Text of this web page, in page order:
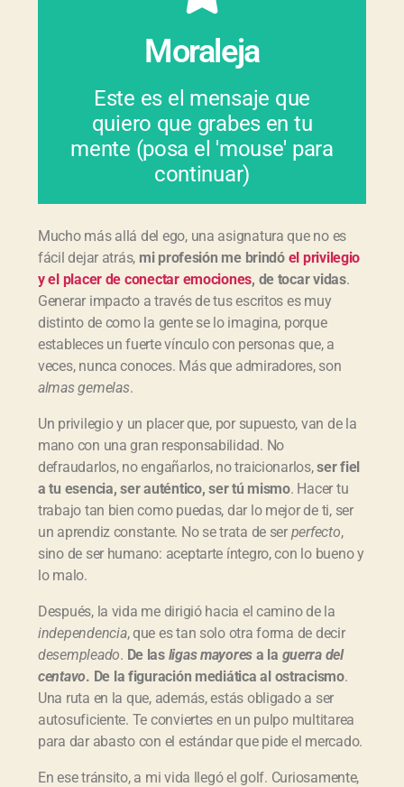
Moraleja
Este es el mensaje que
quiero que grabes en tu
mente (posa el 'mouse' para
continuar)
Lo que la vida te dio,
maravillosas bendiciones,
carece de sentido si no lo
compartes con otros. Ese
es tu legado y transmitirlo
es tu responsabilidad.
Mucho más allá del ego, una asignatura que no es
fácil dejar atrás, mi profesión me brindó el privilegio
y el placer de conectar emociones, de tocar vidas.
Generar impacto a través de tus escritos es muy
distinto de como la gente se lo imagina, porque
estableces un fuerte vínculo con personas que, a
veces, nunca conoces. Más que admiradores, son
almas gemelas.
Un privilegio y un placer que, por supuesto, van de la
mano con una gran responsabilidad. No
defraudarlos, no engañarlos, no traicionarlos,ser fiel
a tu esencia, ser auténtico, ser tú mismo. Hacer tu
trabajo tan bien como puedas, dar lo mejor de ti, ser
un aprendiz constante. No se trata de ser perfecto,
sino de ser humano: aceptarte íntegro, con lo bueno y
lo malo.
Después, la vida me dirigió hacia el camino de la
independencia, que es tan solo otra forma de decir
desempleado. De las ligas mayores a la guerra del
centavo. De la figuración mediática al ostracismo.
Una ruta en la que, además, estás obligado a ser
autosuficiente. Te conviertes en un pulpo multitarea
para dar abasto con el estándar que pide el mercado.
En ese tránsito, a mi vida llegó el golf. Curiosamente,